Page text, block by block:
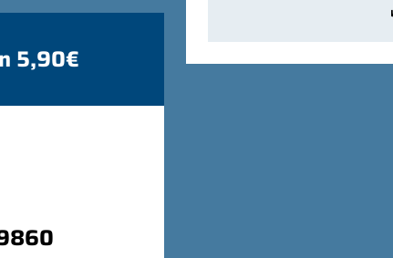
5,90€